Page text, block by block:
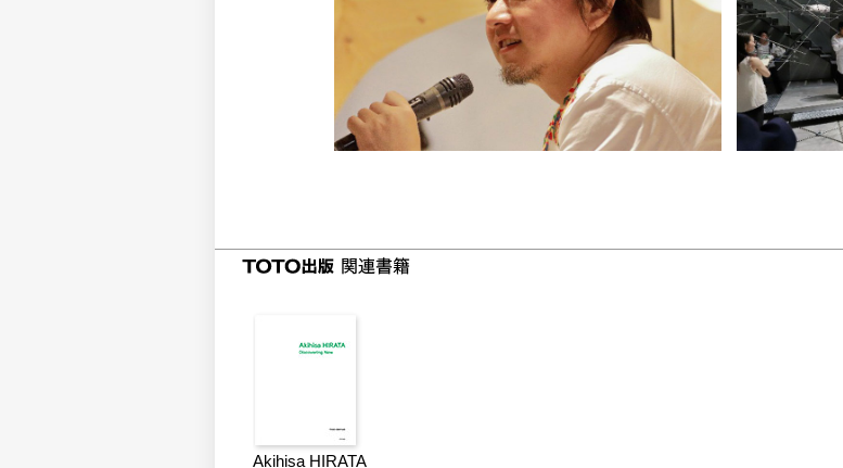
Akihisa HIRATA